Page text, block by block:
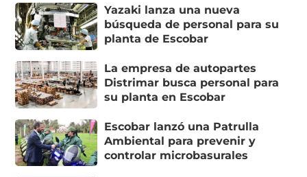
Yazaki lanza una nueva
búsqueda de personal para su
planta de Escobar
La empresa de autopartes
Distrimar busca personal para
su planta en Escobar
Escobar lanzó una Patrulla
Ambiental para prevenir y
controlar microbasurales